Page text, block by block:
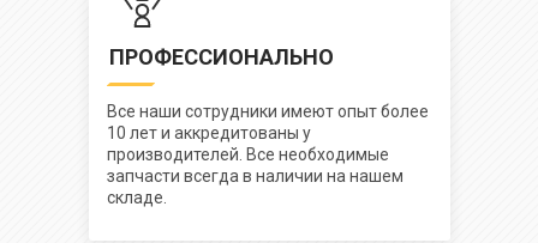
Все наши сотрудники имеют опыт более
10 лет и аккредитованы у
производителей. Все необходимые
запчасти всегда в наличии на нашем
складе.
ПРОФЕССИОНАЛЬНО